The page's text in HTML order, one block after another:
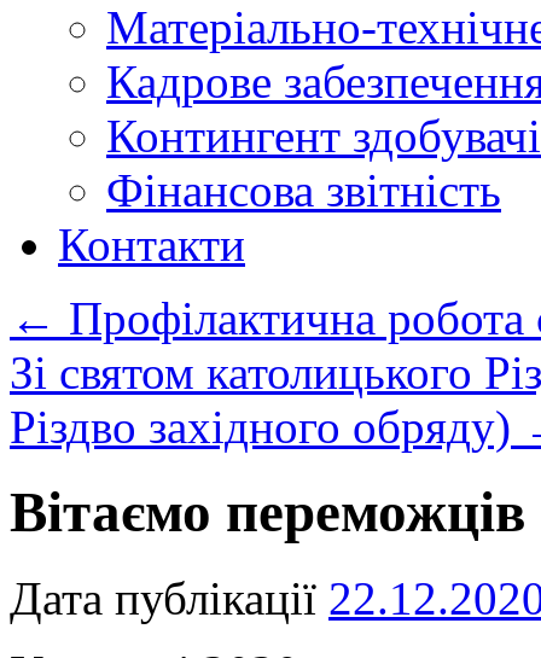
Матеріально-
Кадрове
Контингент
Фінансова звітність
Контакти
← Профілактична робота
Зі святом католицького
Різдво західного обряду)
Вітаємо
Дата публікації